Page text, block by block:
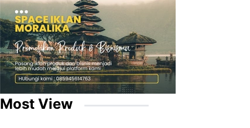
Most View